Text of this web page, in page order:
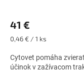
produktu
4,6
z
5
41 €
Jednotková
0,46 € / 1 ks
Cytovet pomáha
účinok v zažívacom